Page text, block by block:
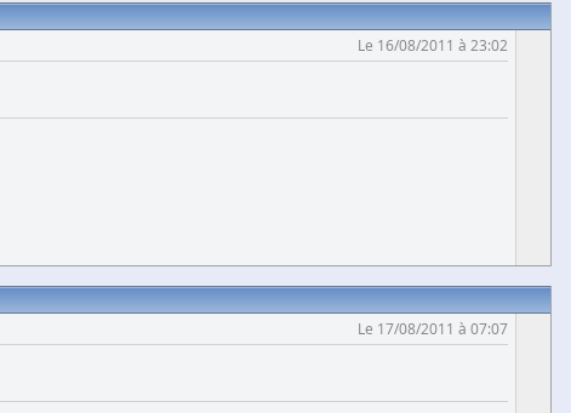
Le 16/08/2011 à 23:02
Le 17/08/2011 à 07:07